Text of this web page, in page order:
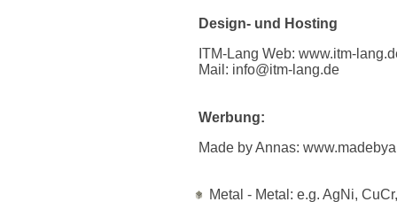
Design- und Hosting
ITM-Lang Web: www.itm-
Mail: info@itm-lang.de
Werbung:
Made by Annas:
Metal - Metal: e.g. AgNi,